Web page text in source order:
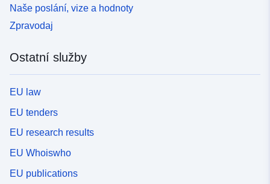
Naše poslání, vize a hodnoty
Zpravodaj
Ostatní služby
EU law
EU tenders
EU research results
EU Whoiswho
EU publications